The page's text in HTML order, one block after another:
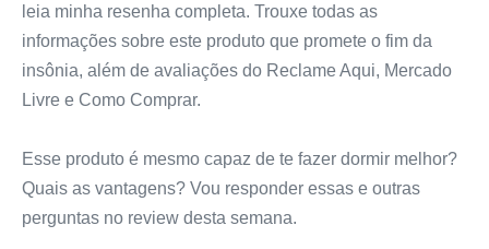
leia minha resenha completa. Trouxe todas as
informações sobre este produto que promete o fim da
insônia, além de avaliações do Reclame Aqui, Mercado
Livre e Como Comprar.
Esse produto é mesmo capaz de te fazer dormir melhor?
Quais as vantagens? Vou responder essas e outras
perguntas no review desta semana.